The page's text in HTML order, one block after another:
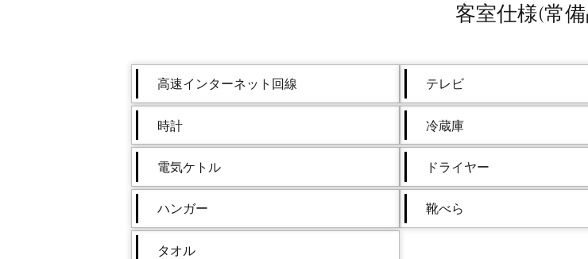
客室仕様(常
高速インターネット回線 テレビ
時計 冷蔵庫
電気ケトル ドライヤー
ハンガー 靴べら
タオル